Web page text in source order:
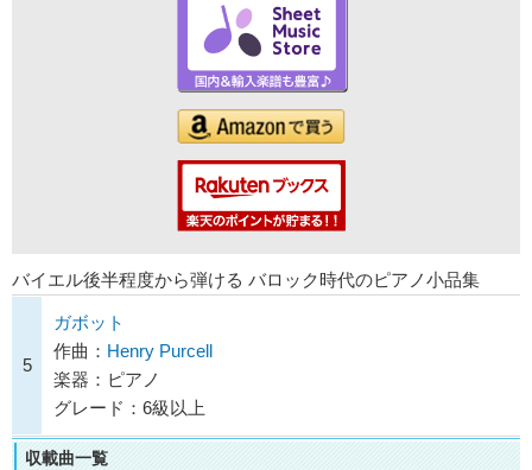
バイエル後半程度から弾ける バロック時代のピアノ小品集
5
ガボット
作曲： Henry Purcell
楽器：ピアノ
グレード：6級以上
収載曲一覧